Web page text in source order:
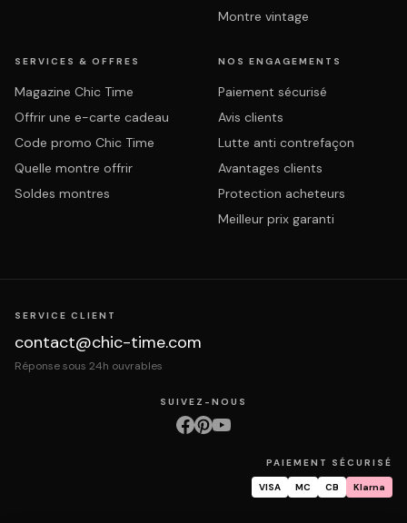
Montre vintage
SERVICES & OFFRES
Magazine Chic Time
Offrir une e-carte cadeau
Code promo Chic Time
Quelle montre offrir
Soldes montres
NOS ENGAGEMENTS
Paiement sécurisé
Avis clients
Lutte anti contrefaçon
Avantages clients
Protection acheteurs
Meilleur prix garanti
SERVICE CLIENT
contact@chic-time.com
Réponse sous 24h ouvrables
SUIVEZ-NOUS
PAIEMENT SÉCURISÉ
VISA MC CB Klarna